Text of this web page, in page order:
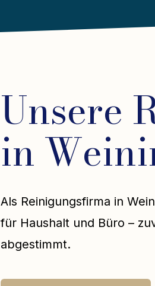
Unsere
in
Als Reinigungsfirma in
für Haushalt und Büro –
abgestimmt.